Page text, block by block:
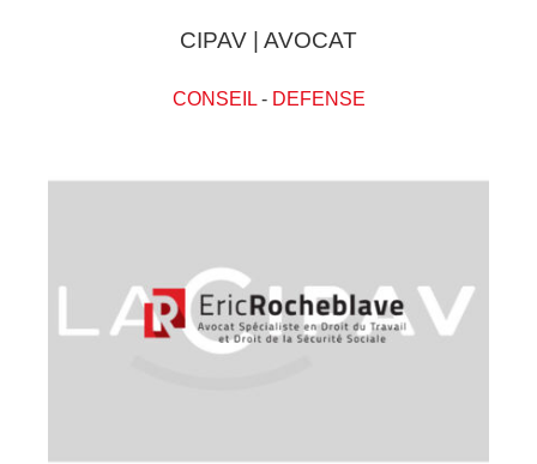
CIPAV | AVOCAT
CONSEIL- DEFENSE